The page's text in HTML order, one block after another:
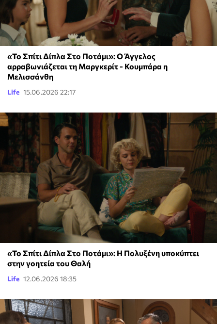
«Το Σπίτι Δίπλα Στο Ποτάμι»: Ο Άγγελος
αρραβωνιάζεται τη Μαργκερίτ - Κουμπάρα η
Μελισσάνθη
Life 15.06.2026 22:17
«Το Σπίτι Δίπλα Στο Ποτάμι»: Η Πολυξένη υποκύπτει
στην γοητεία του Θαλή
Life 12.06.2026 18:35